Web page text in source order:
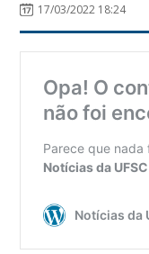
17/03/2022 18:24